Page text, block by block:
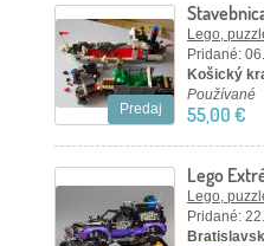
Predaj
Lego,
Pridané:
Košický
Používané
55,00 €
Lego
Lego,
Pridané: